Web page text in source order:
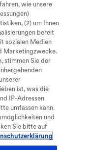
wie unsere
(2) um Ihnen
bereit
sozialen Medien
Marketingzwecke.
stimmen Sie der
ist, was die
IP-Adressen
umfassen kann.
und
Sie bitte auf